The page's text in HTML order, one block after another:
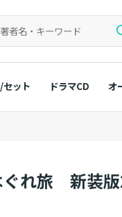
ット ドラマCD オ
ぐれ旅 新装